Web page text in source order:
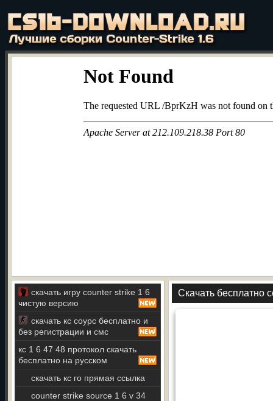
скачать игру counter strike 1 6
чистую версию
скачать кс соурс бесплатно и
без регистрации и смс
кс 1 6 47 48 протокол скачать
бесплатно на русском
скачать кс го прямая ссылка
counter strike source 1 6 v 34
Скачать бесплатно